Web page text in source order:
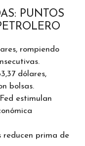
PUNTOS
rompiendo
dólares,
bolsas.
estimulan
reducen prima de